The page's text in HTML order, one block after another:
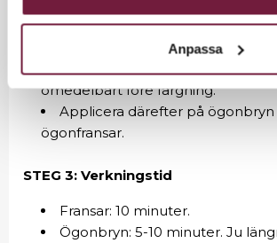
Anpassa
Blanda 2 cm av färgen och 10
RefectoCil Oxidant liquid eller
RefectoCil Oxidant cream till en
omedelbart före färgning.
Applicera därefter på ögonbryn
ögonfransar.
STEG 3: Verkningstid
Fransar: 10 minuter.
Ögonbryn: 5-10 minuter. Ju